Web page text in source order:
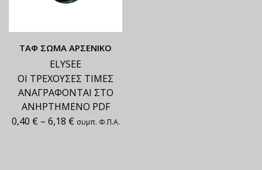
ΤΑΦ ΣΩΜΑ ΑΡΣΕΝΙΚΟ
ELYSEE
ΟΙ ΤΡΕΧΟΥΣΕΣ ΤΙΜΕΣ
ΑΝΑΓΡΑΦΟΝΤΑΙ ΣΤΟ
ΑΝΗΡΤΗΜΕΝΟ PDF
0,40 € – 6,18 € συμπ. Φ.Π.Α.